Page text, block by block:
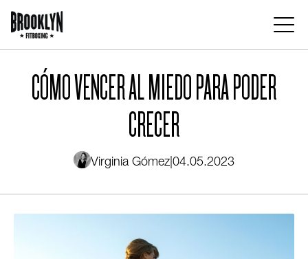
Pasar
al
Main
navigation
CÓMO VENCER AL MIEDO PARA PODER
CRECER
Virginia Gómez 04.05.2023